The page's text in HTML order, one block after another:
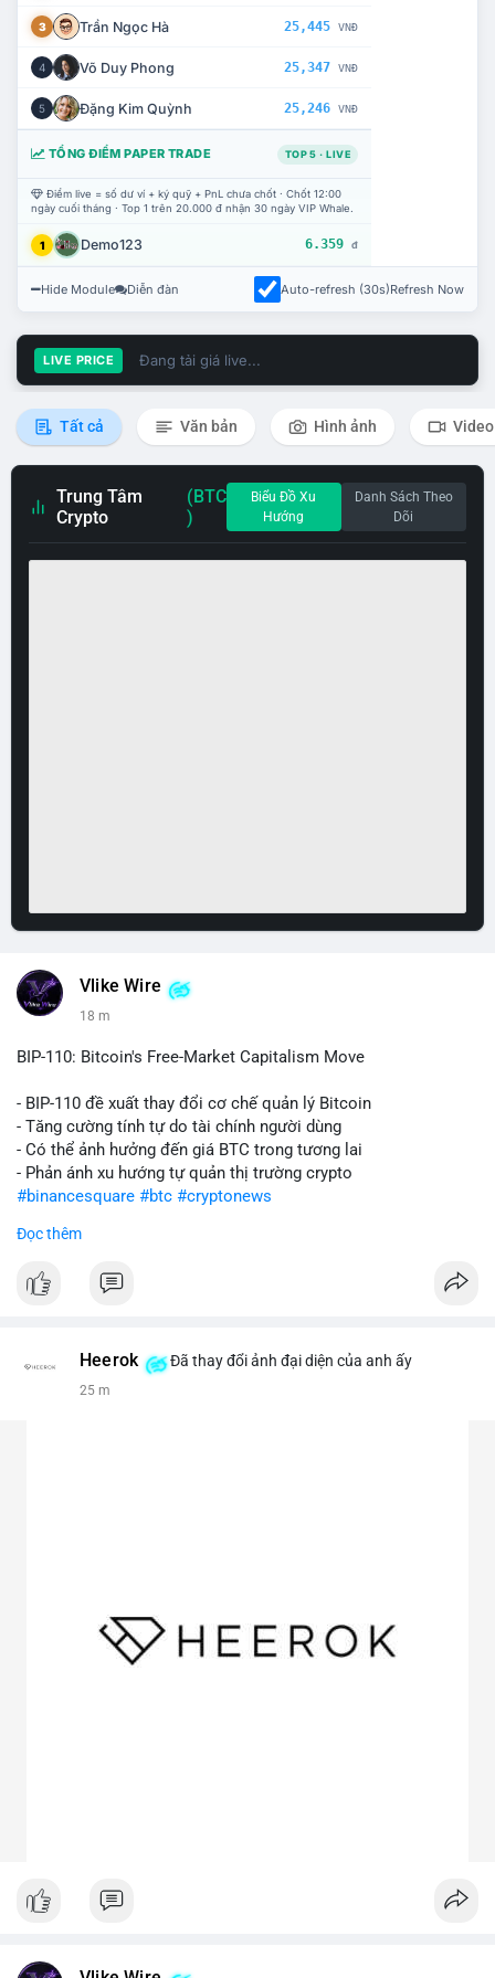
3 Trần Ngọc Hà 25,445 VNĐ
4 Võ Duy Phong 25,347 VNĐ
5 Đặng Kim Quỳnh 25,246 VNĐ
TỔNG ĐIỂM PAPER TRADE TOP 5 · LIVE
Điểm live = số dư ví + ký quỹ + PnL chưa chốt · Chốt 12:00
ngày cuối tháng · Top 1 trên 20.000 đ nhận 30 ngày VIP Whale.
1 Demo123 6.359 đ
Hide Module Diễn đàn Auto-refresh (30s)Refresh Now
LIVE PRICE Đang tải giá live...
Tất cả Văn bản Hình ảnh Video
Trung Tâm
Crypto
(BTC
)
Biểu Đồ Xu
Hướng
Danh Sách Theo
Dõi
Vlike Wire
18 m
BIP-110: Bitcoin's Free-Market Capitalism Move
- BIP-110 đề xuất thay đổi cơ chế quản lý Bitcoin
- Tăng cường tính tự do tài chính người dùng
- Có thể ảnh hưởng đến giá BTC trong tương lai
- Phản ánh xu hướng tự quản thị trường crypto
#binancesquare #btc #cryptonews
$btc
#vlikevn #titanbot
Đọc thêm
Heerok Đã thay đổi ảnh đại diện của anh ấy
25 m